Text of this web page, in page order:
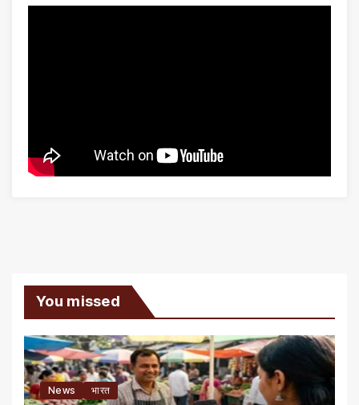
You missed
News भारत